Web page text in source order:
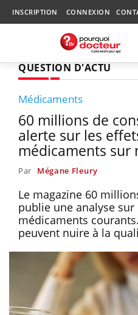
INSCRIPTION CONNEXION
QUESTION D'ACTU
Médicaments
60 millions de
alerte sur les
médicaments sur
Par Mégane Fleury
Le magazine 60
publie une analyse
médicaments
peuvent nuire à la